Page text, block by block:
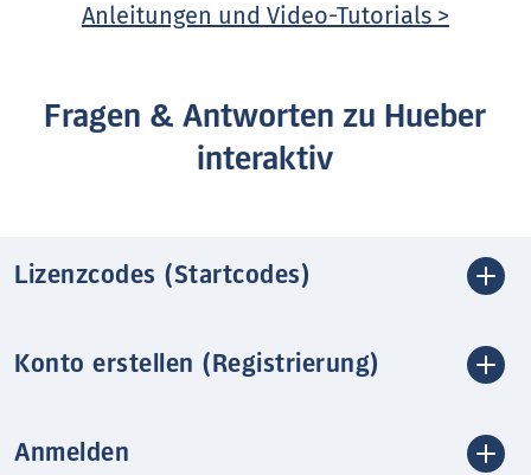
Anleitungen und Video-Tutorials >
Fragen & Antworten zu Hueber
interaktiv
Lizenzcodes (Startcodes)
Konto erstellen (Registrierung)
Anmelden